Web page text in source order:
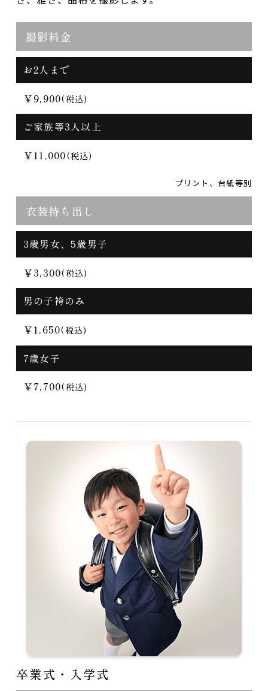
撮影料金
お2人まで
￥9,900(税込)
ご家族等3人以上
￥11,000(税込)
プリント、台紙等別
衣装持ち出し
3歳男女、5歳男子
￥3,300(税込)
男の子袴のみ
￥1,650(税込)
7歳女子
￥7,700(税込)
卒業式・入学式